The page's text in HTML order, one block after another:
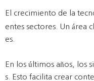
El crecimiento de la
entes sectores. Un área
es.
En los últimos años, los
s. Esto facilita crear